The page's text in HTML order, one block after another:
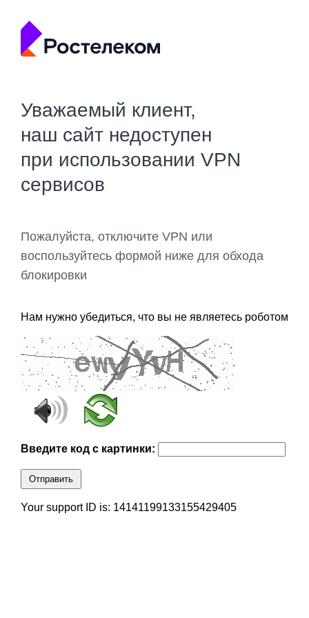
Уважаемый клиент,
наш сайт недоступен
при использовании VPN
сервисов
Пожалуйста, отключите VPN или
воспользуйтесь формой ниже для обхода
блокировки
Нам нужно убедиться, что вы не являетесь роботом
Введите код с картинки:
Отправить
Your support ID is: 14141199133155429405